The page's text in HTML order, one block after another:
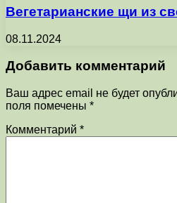
Вегетарианские щи из
08.11.2024
Добавить комментарий
Ваш адрес email не будет
поля помечены *
Комментарий *